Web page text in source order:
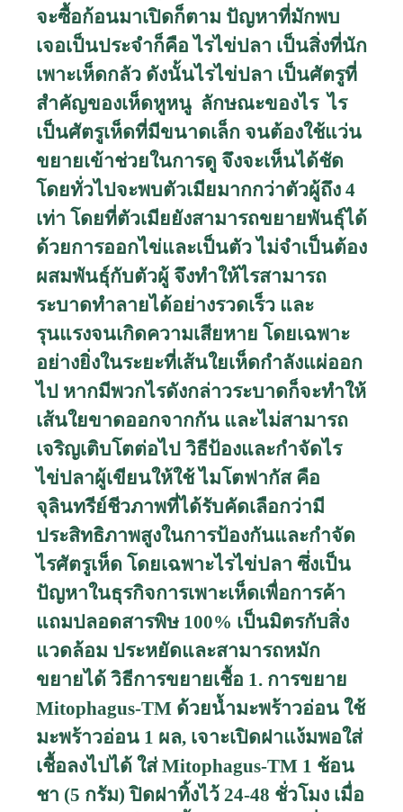
จะซื้อก้อนมาเปิดก็ตาม ปัญหาที่มักพบ
เจอเป็นประจำก็คือ ไรไข่ปลา เป็นสิ่งที่นัก
เพาะเห็ดกลัว ดังนั้นไรไข่ปลา เป็นศัตรูที่
สำคัญของเห็ดหูหนู ลักษณะของไร ไร
เป็นศัตรูเห็ดที่มีขนาดเล็ก จนต้องใช้แว่น
ขยายเข้าช่วยในการดู จึงจะเห็นได้ชัด
โดยทั่วไปจะพบตัวเมียมากกว่าตัวผู้ถึง 4
เท่า โดยที่ตัวเมียยังสามารถขยายพันธุ์ได้
ด้วยการออกไข่และเป็นตัว ไม่จำเป็นต้อง
ผสมพันธุ์กับตัวผู้ จึงทำให้ไรสามารถ
ระบาดทำลายได้อย่างรวดเร็ว และ
รุนแรงจนเกิดความเสียหาย โดยเฉพาะ
อย่างยิ่งในระยะที่เส้นใยเห็ดกำลังแผ่ออก
ไป หากมีพวกไรดังกล่าวระบาดก็จะทำให้
เส้นใยขาดออกจากกัน และไม่สามารถ
เจริญเติบโตต่อไป วิธีป้องและกำจัดไร
ไข่ปลาผู้เขียนให้ใช้ ไมโตฟากัส คือ
จุลินทรีย์ชีวภาพที่ได้รับคัดเลือกว่ามี
ประสิทธิภาพสูงในการป้องกันและกำจัด
ไรศัตรูเห็ด โดยเฉพาะไรไข่ปลา ซึ่งเป็น
ปัญหาในธุรกิจการเพาะเห็ดเพื่อการค้า
แถมปลอดสารพิษ 100% เป็นมิตรกับสิ่ง
แวดล้อม ประหยัดและสามารถหมัก
ขยายได้ วิธีการขยายเชื้อ 1. การขยาย
Mitophagus-TM ด้วยน้ำมะพร้าวอ่อน ใช้
มะพร้าวอ่อน 1 ผล, เจาะเปิดฝาแง้มพอใส่
เชื้อลงไปได้ ใส่Mitophagus-TM 1 ช้อน
ชา (5 กรัม) ปิดฝาทิ้งไว้ 24-48 ชั่วโมง เมื่อ